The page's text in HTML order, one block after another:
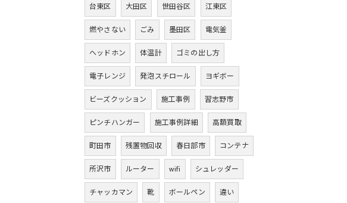
台東区
大田区 世田谷区
江東区
燃やさない
ごみ 墨田区
電気釜
ヘッドホン
体温計
ゴミの出し方
電子レンジ
発泡スチロール
ヨギボー
ビーズクッション
施工事例
習志野市
ピンチハンガー
施工事例詳細
高額買取
町田市
残置物回収 春日部市
コンテナ
所沢市
ルーター wifi
シュレッダー
チャッカマン
靴 ボールペン
違い